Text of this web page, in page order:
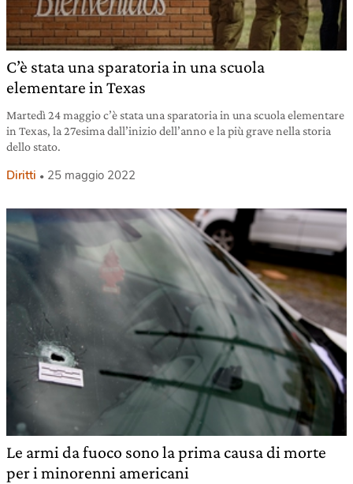
C’è stata una sparatoria in una scuola
elementare in Texas
Martedì 24 maggio c’è stata una sparatoria in una scuola elementare
in Texas, la 27esima dall’inizio dell’anno e la più grave nella storia
dello stato.
Diritti 25 maggio 2022
Le armi da fuoco sono la prima causa di morte
per i minorenni americani